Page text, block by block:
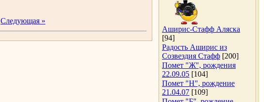
Следующая »
Аширис-Стафф Аляска
[94]
Радость Аширис из
Созвездия Стафф [200]
Помет "Ж", рождения
22.09.05 [104]
Помет "Н", рождение
21.04.07 [109]